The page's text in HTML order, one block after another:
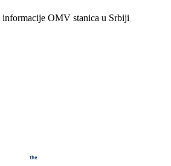
OMV stanica u Srbiji